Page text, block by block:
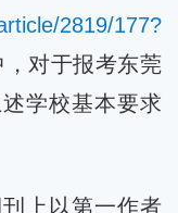
2819/177?
对于报考东莞
学校基本要求
上以第一作者